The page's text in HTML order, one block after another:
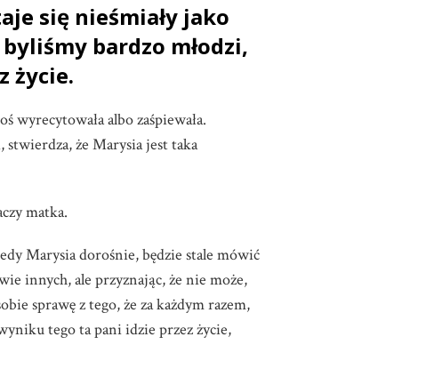
się nieśmiały jako
bardzo młodzi,
życie.
wyrecytowała albo zaśpiewała.
że Marysia jest taka
matka.
Marysia dorośnie, będzie stale mówić
innych, ale przyznając, że nie może,
sprawę z tego, że za każdym razem,
tego ta pani idzie przez życie,